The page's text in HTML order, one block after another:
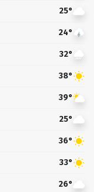
25°
24°
32°
38°
39°
25°
36°
33°
26°